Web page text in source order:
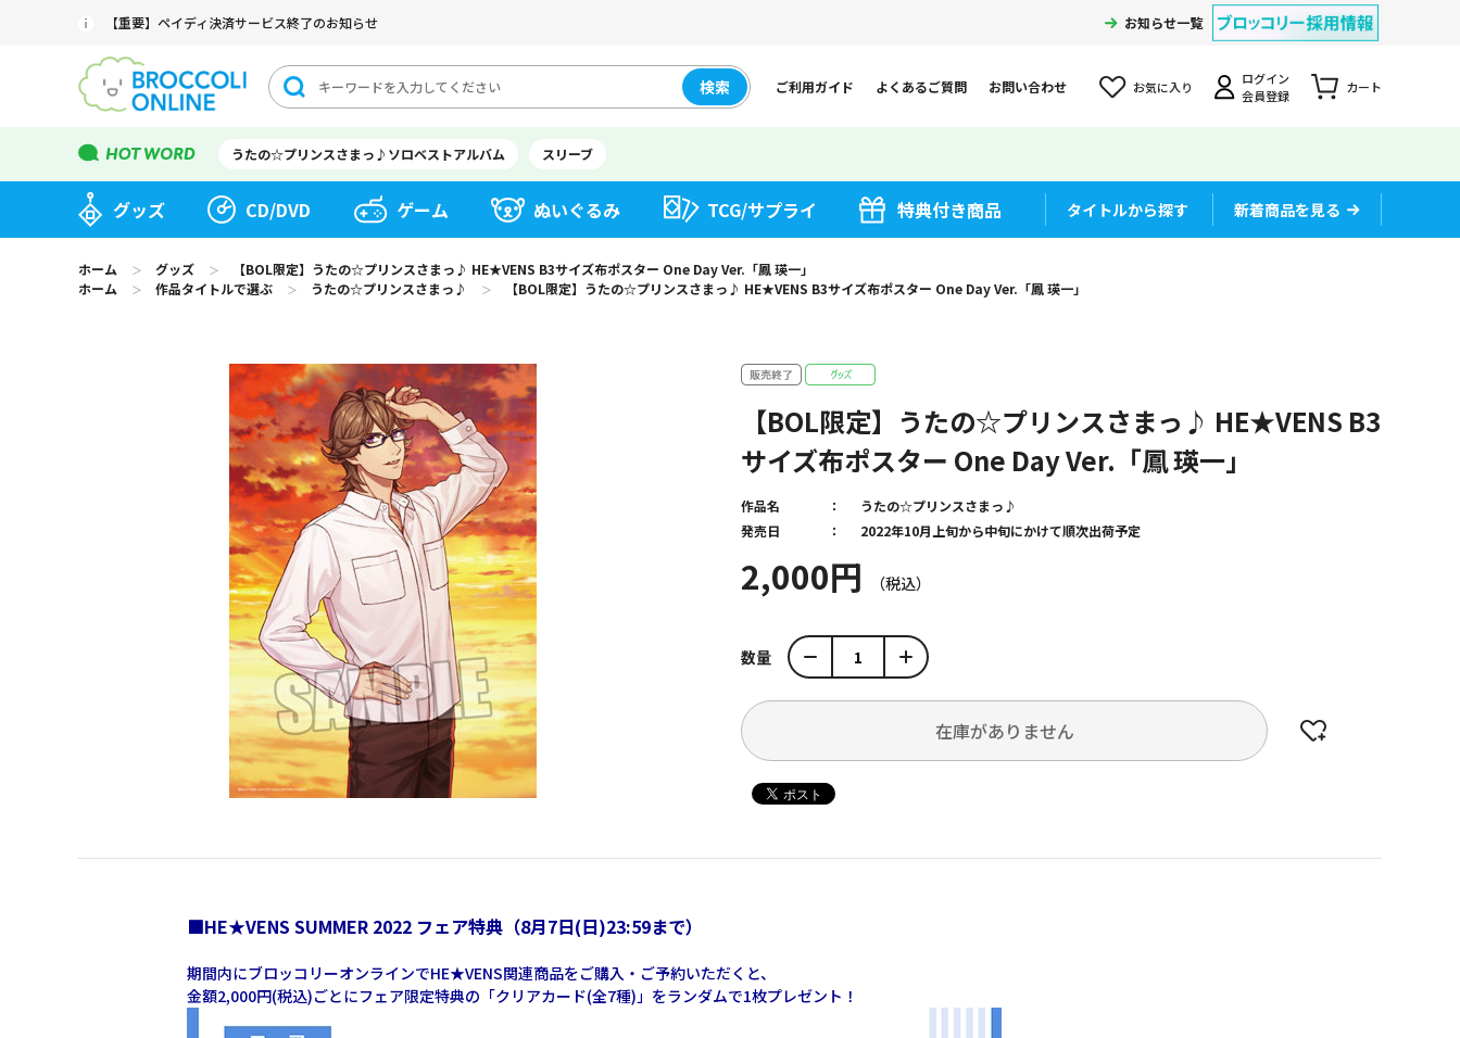
【重要】ペイディ決済サービス終了のお知らせ お知らせ一覧
検索 ご利用ガイド よくあるご質問 お問い合わせ お気に入り
ログイン
会員登録
カート
うたの☆プリンスさまっ♪ソロベストアルバム スリーブ
グッズ CD/DVD ゲーム ぬいぐるみ TCG/サプライ 特典付き商品 タイトルから探す 新着商品を見る
ホーム ＞ グッズ ＞
【BOL限定】うたの☆プリンスさまっ♪ HE★VENS B3サイズ布ポスター One Day Ver.「鳳 瑛一」
ホーム
＞ 作品タイトルで選ぶ ＞ うたの☆プリンスさまっ♪ ＞ 【BOL限定】うたの☆プリンスさまっ♪ HE★VENS B3サイズ布ポスター One Day Ver.「鳳 瑛一」
【BOL限定】うたの☆プリンスさまっ♪ HE★VENS B3
サイズ布ポスター One Day Ver.「鳳 瑛一」
2,000円
作品名
うたの☆プリンスさまっ♪
発売日
2022年10月上旬から中旬にかけて順次出荷予定
数量
在庫がありません
■HE★VENS SUMMER 2022 フェア特典（8月7日(日)23:59まで）
期間内にブロッコリーオンラインでHE★VENS関連商品をご購入・ご予約いただくと、
金額2,000円(税込)ごとにフェア限定特典の「クリアカード(全7種)」をランダムで1枚プレゼント！